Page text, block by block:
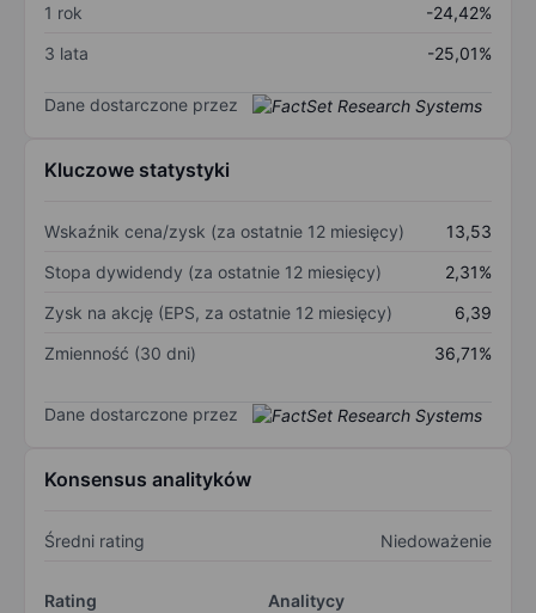
1 rok
-24,42%
3 lata
-25,01%
Dane dostarczone przez
Kluczowe statystyki
Wskaźnik cena/zysk (za ostatnie 12 miesięcy)
13,53
Stopa dywidendy (za ostatnie 12 miesięcy)
2,31%
Zysk na akcję (EPS, za ostatnie 12 miesięcy)
6,39
Zmienność (30 dni)
36,71%
Dane dostarczone przez
Konsensus analityków
Średni rating Niedoważenie
Rating
Analitycy